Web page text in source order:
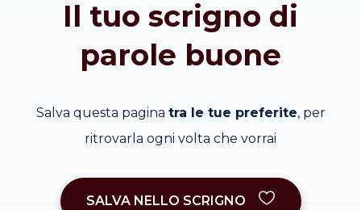
Il tuo scrigno di
parole buone
Salva questa pagina tra le tue preferite, per
ritrovarla ogni volta che vorrai
SALVA NELLO SCRIGNO